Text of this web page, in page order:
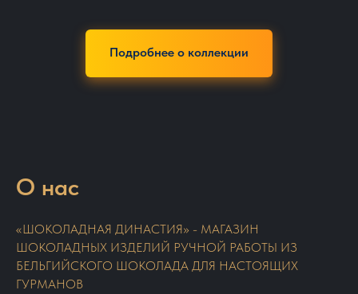
Подробнее о коллекции
О нас
«ШОКОЛАДНАЯ ДИНАСТИЯ» - МАГАЗИН
ШОКОЛАДНЫХ ИЗДЕЛИЙ РУЧНОЙ РАБОТЫ ИЗ
БЕЛЬГИЙСКОГО ШОКОЛАДА ДЛЯ НАСТОЯЩИХ
ГУРМАНОВ